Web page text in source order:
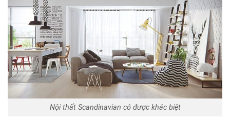
Nội thất Scandinavian có được khác biệt